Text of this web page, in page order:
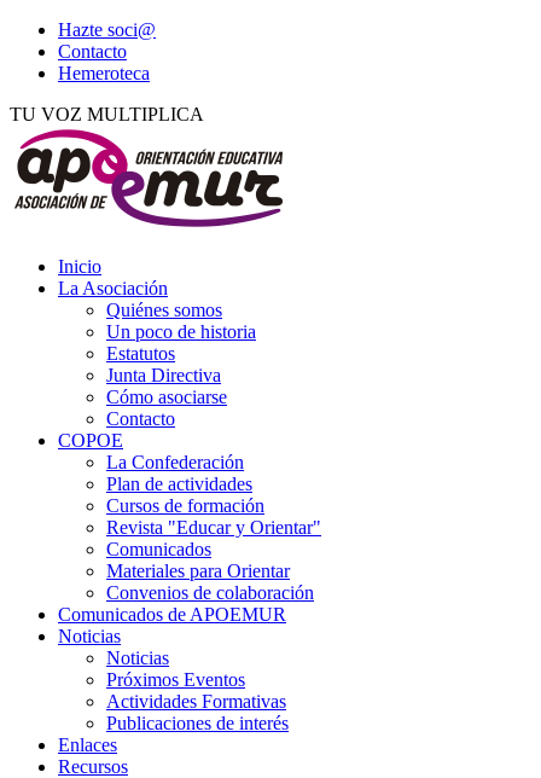
Hazte soci@
Contacto
Hemeroteca
TU VOZ MULTIPLICA
Inicio
La Asociación
Quiénes somos
Un poco de historia
Estatutos
Junta Directiva
Cómo asociarse
Contacto
COPOE
La Confederación
Plan de actividades
Cursos de formación
Revista "Educar y Orientar"
Comunicados
Materiales para Orientar
Convenios de colaboración
Comunicados de APOEMUR
Noticias
Noticias
Próximos Eventos
Actividades Formativas
Publicaciones de interés
Enlaces
Recursos